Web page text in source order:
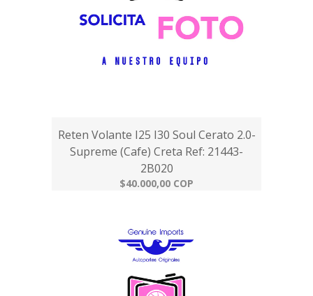
Reten Volante I25 I30 Soul Cerato 2.0-
Supreme (Cafe) Creta Ref: 21443-
2B020
$40.000,00 COP